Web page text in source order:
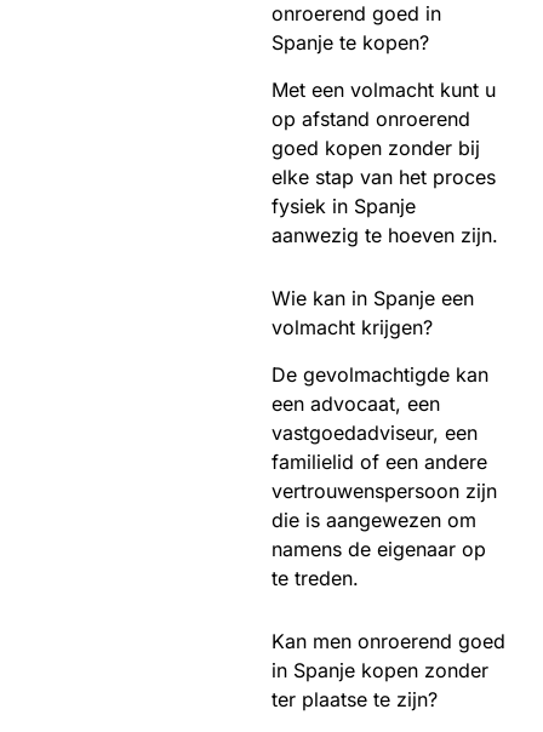
onroerend goed in
Spanje te kopen?
Met een volmacht kunt u
op afstand onroerend
goed kopen zonder bij
elke stap van het proces
fysiek in Spanje
aanwezig te hoeven zijn.
Wie kan in Spanje een
volmacht krijgen?
De gevolmachtigde kan
een advocaat, een
vastgoedadviseur, een
familielid of een andere
vertrouwenspersoon zijn
die is aangewezen om
namens de eigenaar op
te treden.
Kan men onroerend goed
in Spanje kopen zonder
ter plaatse te zijn?